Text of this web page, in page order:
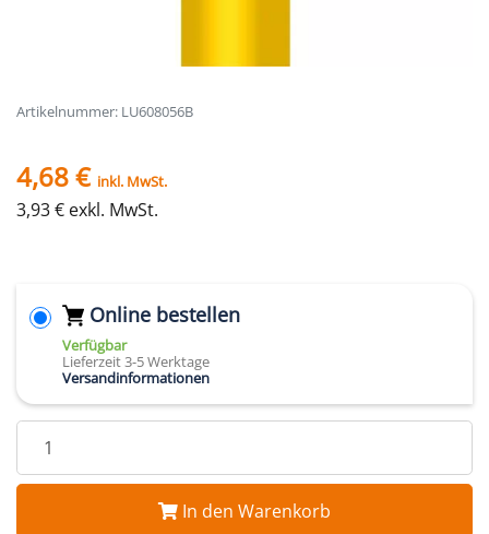
Artikelnummer: LU608056B
4,68 € inkl. MwSt.
3,93 € exkl. MwSt.
Online bestellen
Verfügbar
Lieferzeit 3-5 Werktage
Versandinformationen
In den Warenkorb